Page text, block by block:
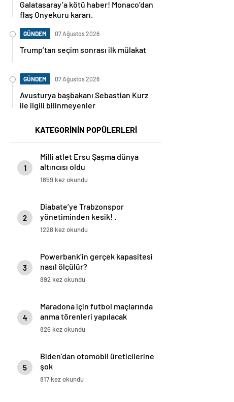
Galatasaray’a kötü haber! Monaco’dan
flaş Onyekuru kararı.
GÜNDEM 07 Ağustos 2026
Trump’tan seçim sonrası ilk mülakat
GÜNDEM 07 Ağustos 2026
Avusturya başbakanı Sebastian Kurz
ile ilgili bilinmeyenler
KATEGORİNİN POPÜLERLERİ
1
Milli atlet Ersu Şaşma dünya
altıncısı oldu
1859 kez okundu
2
Diabate’ye Trabzonspor
yönetiminden kesik! .
1228 kez okundu
3
Powerbank’in gerçek kapasitesi
nasıl ölçülür?
892 kez okundu
4
Maradona için futbol maçlarında
anma törenleri yapılacak
826 kez okundu
5
Biden’dan otomobil üreticilerine
şok
817 kez okundu